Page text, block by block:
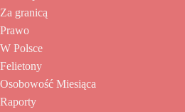
Za granicą
Prawo
W Polsce
Felietony
Osobowość Miesiąca
Raporty